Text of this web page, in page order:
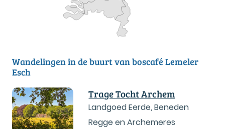
Wandelingen in de buurt van boscafé Lemeler
Esch
Trage Tocht Archem
Landgoed Eerde, Beneden
Regge en Archemeres